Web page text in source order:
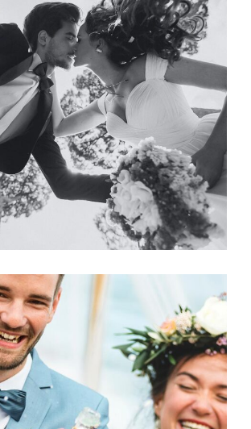
Photography
SPRING WEDDING
Photography